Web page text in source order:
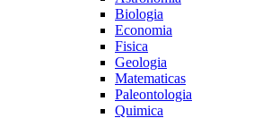
Biologia
Economia
Fisica
Geologia
Matematicas
Paleontologia
Quimica